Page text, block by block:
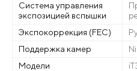
Система управления
экспозицией вспышки
Экспокоррекция (FEC)
Поддержка камер
Модели